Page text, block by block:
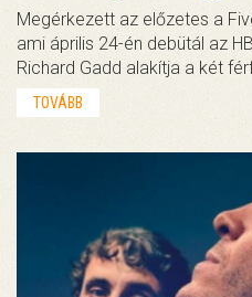
Megérkezett az előzetes a
ami április 24-én debütál az
Richard Gadd alakítja a két
TOVÁBB